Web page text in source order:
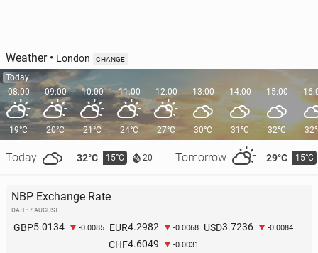
Weather• London CHANGE
Today
08:00
19°C
Today 32°C 15°C 20 Tomorrow 29°C 15°C
09:00
20°C
10:00
21°C
11:00
24°C
12:00
27°C
13:00
30°C
14:00
31°C
15:00
32°C
NBP Exchange Rate
DATE: 7 AUGUST
GBP5.0134 -0.0085 EUR4.2982 -0.0068 USD3.7236 -0.0084
CHF4.6049 -0.0031